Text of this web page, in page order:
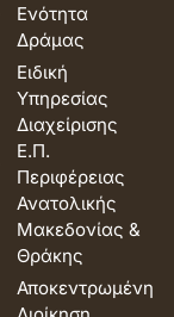
Ενότητα
Δράμας
Ειδική
Υπηρεσίας
Διαχείρισης
Ε.Π.
Περιφέρειας
Ανατολικής
Μακεδονίας &
Θράκης
Αποκεντρωμένη